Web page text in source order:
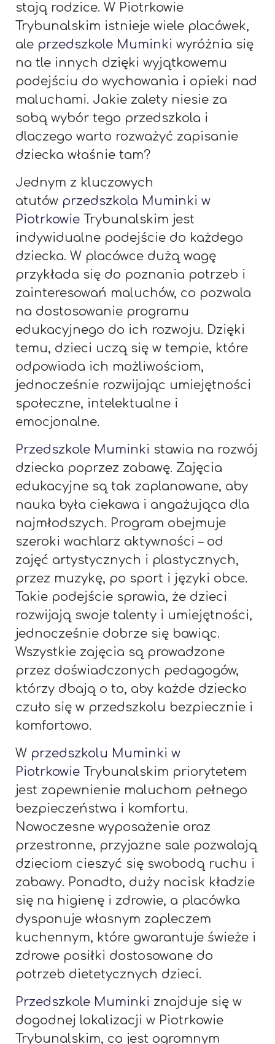
stają rodzice. W Piotrkowie
Trybunalskim istnieje wiele placówek,
ale przedszkole Muminki wyróżnia się
na tle innych dzięki wyjątkowemu
podejściu do wychowania i opieki nad
maluchami. Jakie zalety niesie za
sobą wybór tego przedszkola i
dlaczego warto rozważyć zapisanie
dziecka właśnie tam?
Jednym z kluczowych
atutów przedszkola Muminki w
Piotrkowie Trybunalskim jest
indywidualne podejście do każdego
dziecka. W placówce dużą wagę
przykłada się do poznania potrzeb i
zainteresowań maluchów, co pozwala
na dostosowanie programu
edukacyjnego do ich rozwoju. Dzięki
temu, dzieci uczą się w tempie, które
odpowiada ich możliwościom,
jednocześnie rozwijając umiejętności
społeczne, intelektualne i
emocjonalne.
Przedszkole Muminki stawia na rozwój
dziecka poprzez zabawę. Zajęcia
edukacyjne są tak zaplanowane, aby
nauka była ciekawa i angażująca dla
najmłodszych. Program obejmuje
szeroki wachlarz aktywności – od
zajęć artystycznych i plastycznych,
przez muzykę, po sport i języki obce.
Takie podejście sprawia, że dzieci
rozwijają swoje talenty i umiejętności,
jednocześnie dobrze się bawiąc.
Wszystkie zajęcia są prowadzone
przez doświadczonych pedagogów,
którzy dbają o to, aby każde dziecko
czuło się w przedszkolu bezpiecznie i
komfortowo.
W przedszkolu Muminki w
Piotrkowie Trybunalskim priorytetem
jest zapewnienie maluchom pełnego
bezpieczeństwa i komfortu.
Nowoczesne wyposażenie oraz
przestronne, przyjazne sale pozwalają
dzieciom cieszyć się swobodą ruchu i
zabawy. Ponadto, duży nacisk kładzie
się na higienę i zdrowie, a placówka
dysponuje własnym zapleczem
kuchennym, które gwarantuje świeże i
zdrowe posiłki dostosowane do
potrzeb dietetycznych dzieci.
Przedszkole Muminki znajduje się w
dogodnej lokalizacji w Piotrkowie
Trybunalskim, co jest ogromnym